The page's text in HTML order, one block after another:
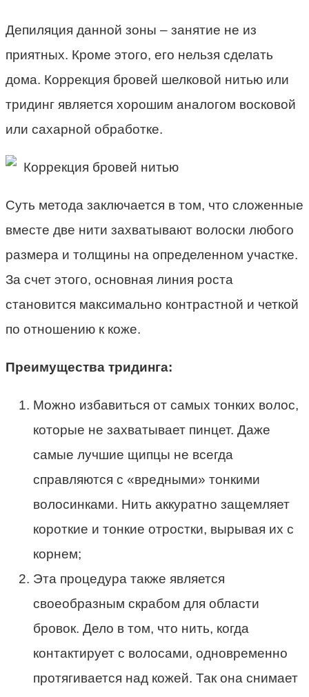
Депиляция данной зоны – занятие не из
приятных. Кроме этого, его нельзя сделать
дома. Коррекция бровей шелковой нитью или
тридинг является хорошим аналогом восковой
или сахарной обработке.
Коррекция бровей нитью
Суть метода заключается в том, что сложенные
вместе две нити захватывают волоски любого
размера и толщины на определенном участке.
За счет этого, основная линия роста
становится максимально контрастной и четкой
по отношению к коже.
Преимущества тридинга:
Можно избавиться от самых тонких волос,
которые не захватывает пинцет. Даже
самые лучшие щипцы не всегда
справляются с «вредными» тонкими
волосинками. Нить аккуратно защемляет
короткие и тонкие отростки, вырывая их с
корнем;
Эта процедура также является
своеобразным скрабом для области
бровок. Дело в том, что нить, когда
контактирует с волосами, одновременно
протягивается над кожей. Так она снимает